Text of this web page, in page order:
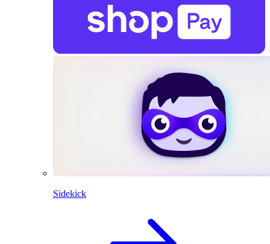
Sidekick